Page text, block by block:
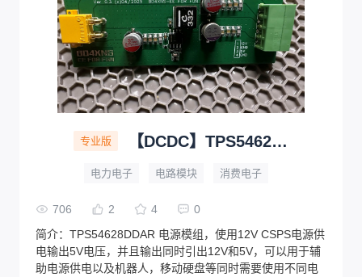
专业版 【DCDC】TPS54628 6A输出 降压模块
电力电子 电路模块 消费电子
706 2 4
0
简介： TPS54628DDAR 电源模组，使用12V CSPS电源供
电输出5V电压，并且输出同时引出12V和5V，可以用于辅
助电源供电以及机器人，移动硬盘等同时需要使用不同电